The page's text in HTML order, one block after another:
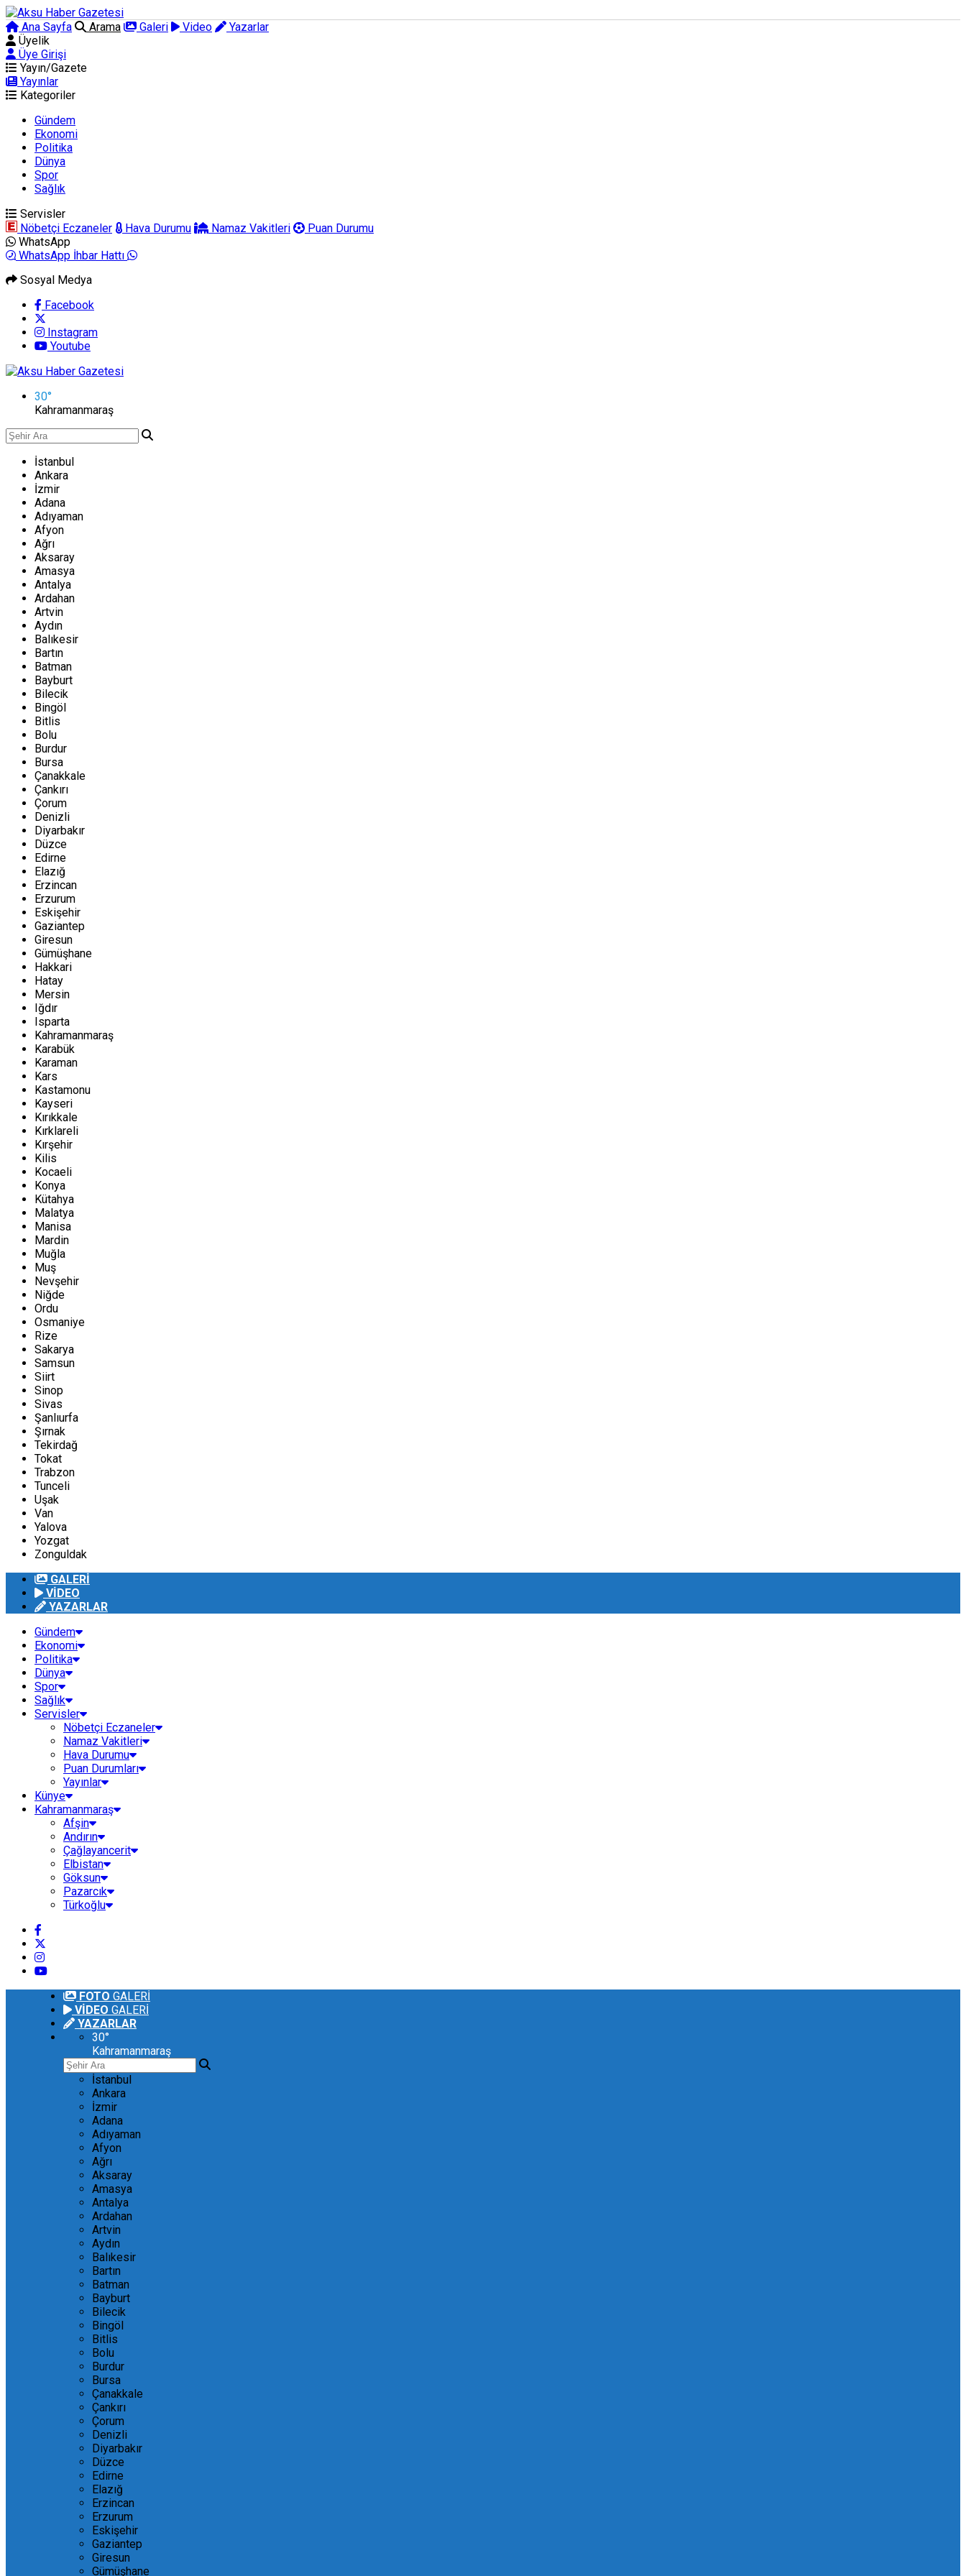
Ana Sayfa Arama Galeri Video
Yazarlar
Üyelik
Üye Girişi
Yayın/Gazete
Yayınlar
Kategoriler
Gündem
Ekonomi
Politika
Dünya
Spor
Sağlık
Servisler
Nöbetçi Eczaneler
Hava Durumu Namaz Vakitleri
Puan Durumu
WhatsApp
WhatsApp İhbar Hattı
Sosyal Medya
Facebook
Instagram
Youtube
30°
Kahramanmaraş
İstanbul
Ankara
İzmir
Adana
Adıyaman
Afyon
Ağrı
Aksaray
Amasya
Antalya
Ardahan
Artvin
Aydın
Balıkesir
Bartın
Batman
Bayburt
Bilecik
Bingöl
Bitlis
Bolu
Burdur
Bursa
Çanakkale
Çankırı
Çorum
Denizli
Diyarbakır
Düzce
Edirne
Elazığ
Erzincan
Erzurum
Eskişehir
Gaziantep
Giresun
Gümüşhane
Hakkari
Hatay
Mersin
Iğdır
Isparta
Kahramanmaraş
Karabük
Karaman
Kars
Kastamonu
Kayseri
Kırıkkale
Kırklareli
Kırşehir
Kilis
Kocaeli
Konya
Kütahya
Malatya
Manisa
Mardin
Muğla
Muş
Nevşehir
Niğde
Ordu
Osmaniye
Rize
Sakarya
Samsun
Siirt
Sinop
Sivas
Şanlıurfa
Şırnak
Tekirdağ
Tokat
Trabzon
Tunceli
Uşak
Van
Yalova
Yozgat
Zonguldak
GALERİ
VİDEO
YAZARLAR
Gündem
Ekonomi
Politika
Dünya
Spor
Sağlık
Servisler
Nöbetçi Eczaneler
Namaz Vakitleri
Hava Durumu
Puan Durumları
Yayınlar
Künye
Kahramanmaraş
Afşin
Andırın
Çağlayancerit
Elbistan
Göksun
Pazarcık
Türkoğlu
FOTO GALERİ
VİDEO GALERİ
YAZARLAR
30°
Kahramanmaraş
İstanbul
Ankara
İzmir
Adana
Adıyaman
Afyon
Ağrı
Aksaray
Amasya
Antalya
Ardahan
Artvin
Aydın
Balıkesir
Bartın
Batman
Bayburt
Bilecik
Bingöl
Bitlis
Bolu
Burdur
Bursa
Çanakkale
Çankırı
Çorum
Denizli
Diyarbakır
Düzce
Edirne
Elazığ
Erzincan
Erzurum
Eskişehir
Gaziantep
Giresun
Gümüşhane